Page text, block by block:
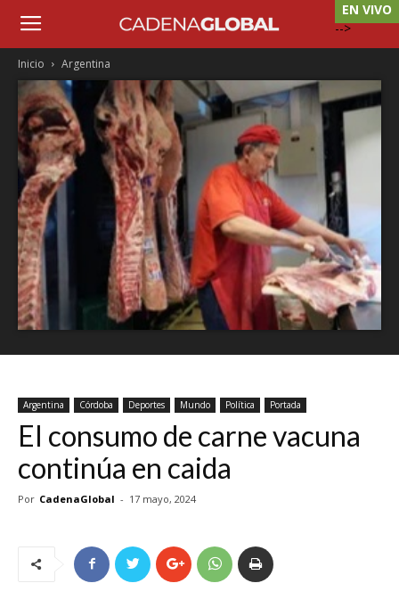
EN VIVO
-->
Inicio Argentina
Argentina Córdoba Deportes Mundo Política Portada
El consumo de carne vacuna
continúa en caida
Por CadenaGlobal - 17 mayo, 2024